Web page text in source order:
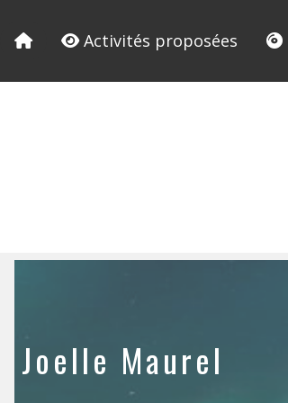
Activités proposées
Joelle Maurel